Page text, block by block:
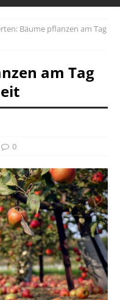
Bäume pflanzen am Tag
am Tag
0